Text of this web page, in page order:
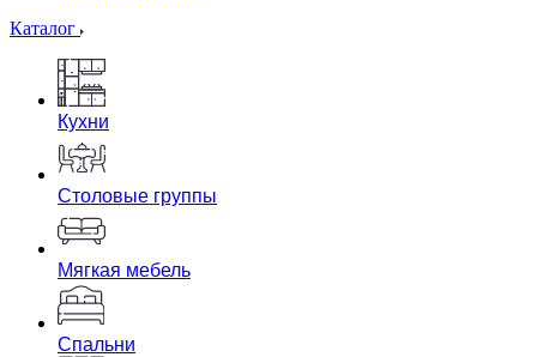
Каталог
Кухни
Столовые группы
Мягкая мебель
Спальни